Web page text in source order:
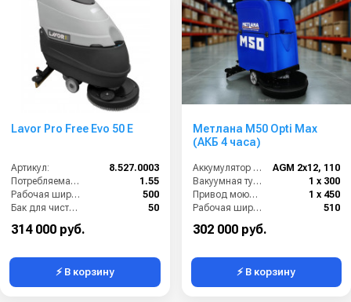
Lavor Pro Free Evo 50 E
Артикул:
8.527.0003
Потребляемая мощность (кВт):
1.55
Рабочая ширина щеток (мм):
500
Бак для чистой воды (л):
50
Давление прижима щетки (г/см2):
314 000 руб.
⚡ В корзину
Метлана М50 Opti Max
(АКБ 4 часа)
Аккумулятор АКБ (В/А·ч):
AGM 2х12, 110
Вакуумная турбина (Вт):
1 х 300
Привод моющих щеток (Вт):
1 х 450
Рабочая ширина (мм):
510
302 000 руб.
⚡ В корзину